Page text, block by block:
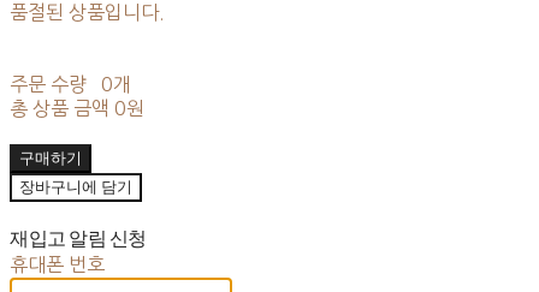
품절된 상품입니다.
주문 수량
0개
총 상품 금액 0원
구매하기
장바구니에 담기
재입고 알림 신청
휴대폰 번호